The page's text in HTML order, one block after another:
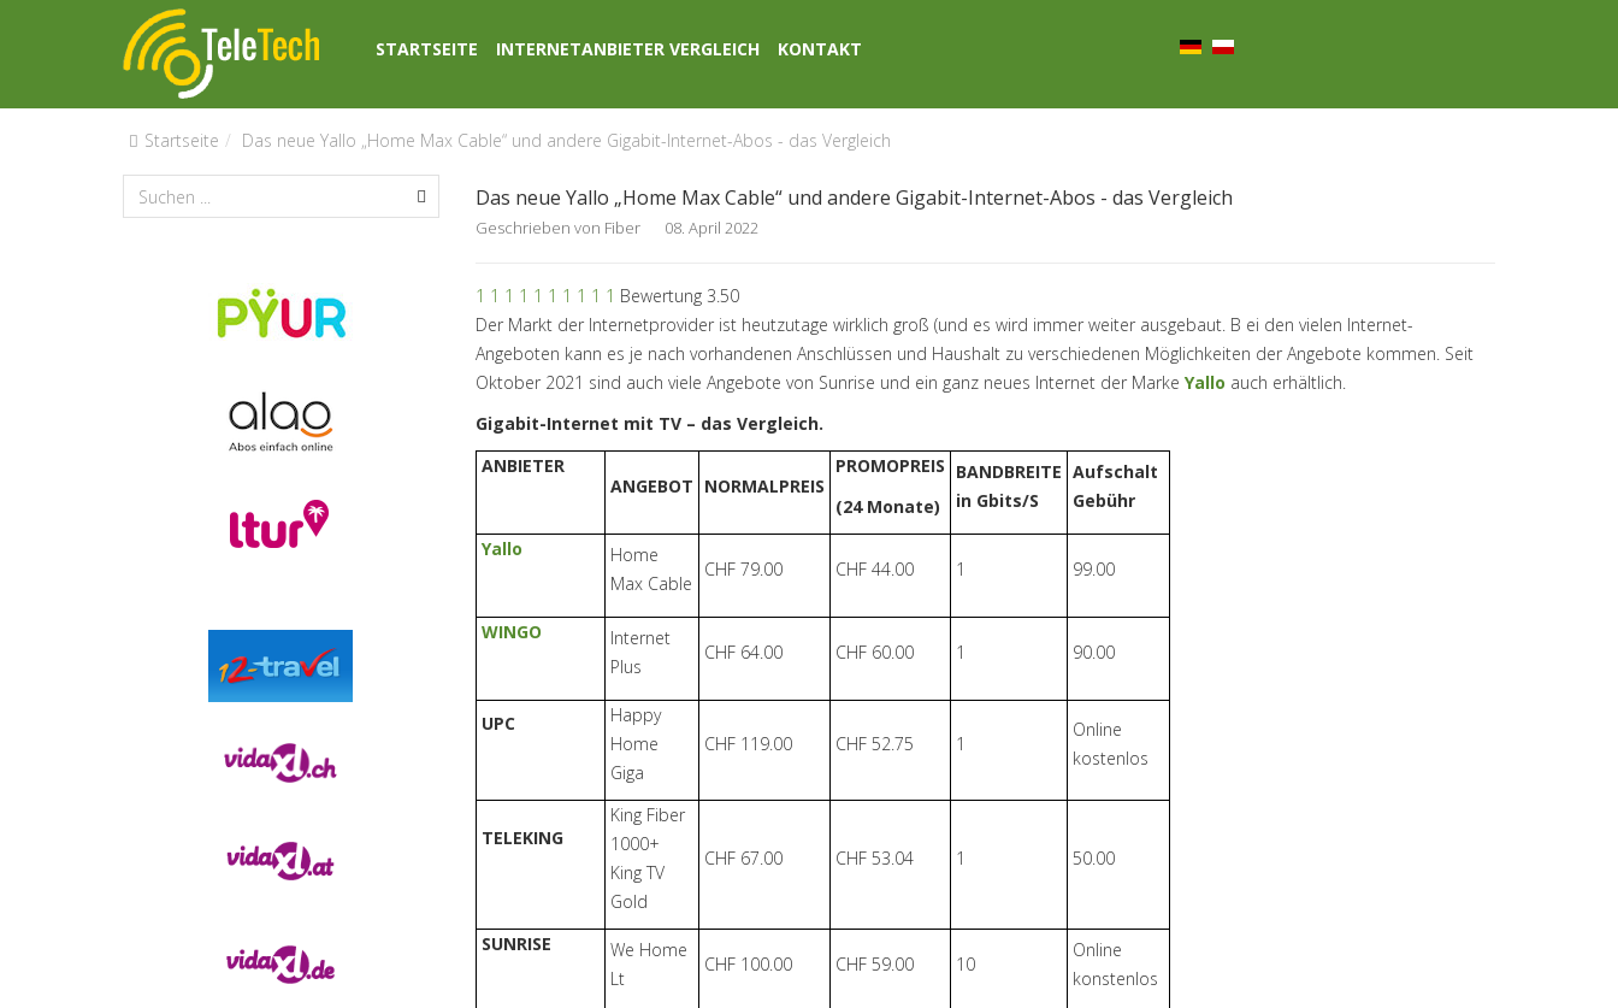
STARTSEITE INTERNETANBIETER VERGLEICH KONTAKT
Startseite Das neue Yallo „Home Max Cable“ und andere Gigabit-Internet-Abos - das Vergleich
Das neue Yallo „Home Max Cable“ und andere Gigabit-Internet-Abos - das Vergleich
Geschrieben von Fiber 08. April 2022
1 1 1 1 1 1 1 1 1 1 Bewertung 3.50
Der Markt der Internetprovider ist heutzutage wirklich groß (und es wird immer weiter ausgebaut. B ei den vielen Internet-
Angeboten kann es je nach vorhandenen Anschlüssen und Haushalt zu verschiedenen Möglichkeiten der Angebote kommen. Seit
Oktober 2021 sind auch viele Angebote von Sunrise und ein ganz neues Internet der Marke Yallo auch erhältlich.
Gigabit-Internet mit TV – das Vergleich.
ANBIETER
ANGEBOT NORMALPREIS
PROMOPREIS
(24 Monate)
BANDBREITE
in Gbits/S
Aufschalt
Gebühr
Yallo
Home
Max Cable
CHF 79.00 CHF 44.00 1 99.00
WINGO
Internet
Plus
CHF 64.00 CHF 60.00 1 90.00
UPC
Happy
Home
Giga
CHF 119.00 CHF 52.75 1
Online
kostenlos
TELEKING
King Fiber
1000+
King TV
Gold
CHF 67.00 CHF 53.04 1 50.00
SUNRISE
We Home
Lt
CHF 100.00 CHF 59.00 10
Online
konstenlos